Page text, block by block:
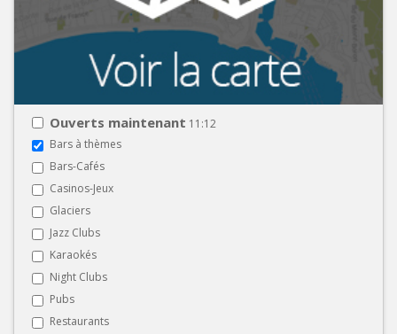
Ouverts maintenant 11:12
Bars à thèmes
Bars-Cafés
Casinos-Jeux
Glaciers
Jazz Clubs
Karaokés
Night Clubs
Pubs
Restaurants